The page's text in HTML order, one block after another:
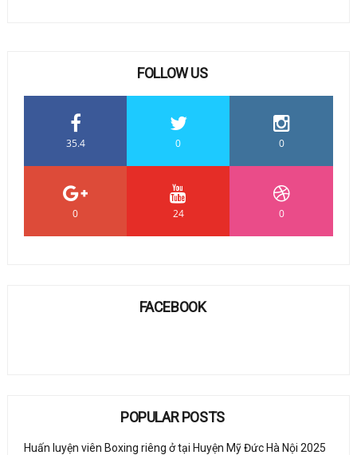
FOLLOW US
35.4 0 0
0 24 0
FACEBOOK
POPULAR POSTS
Huấn luyện viên Boxing riêng ở tại Huyện Mỹ Đức Hà Nội 2025